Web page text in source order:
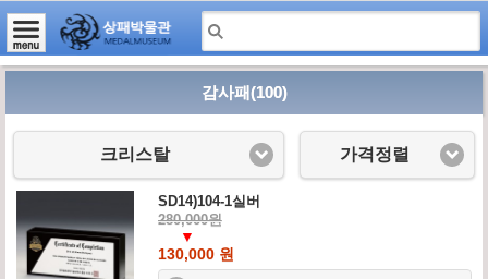
감사패(100)
크리스탈 가격정렬
SD14)104-1실버
280,000원
▼
130,000 원